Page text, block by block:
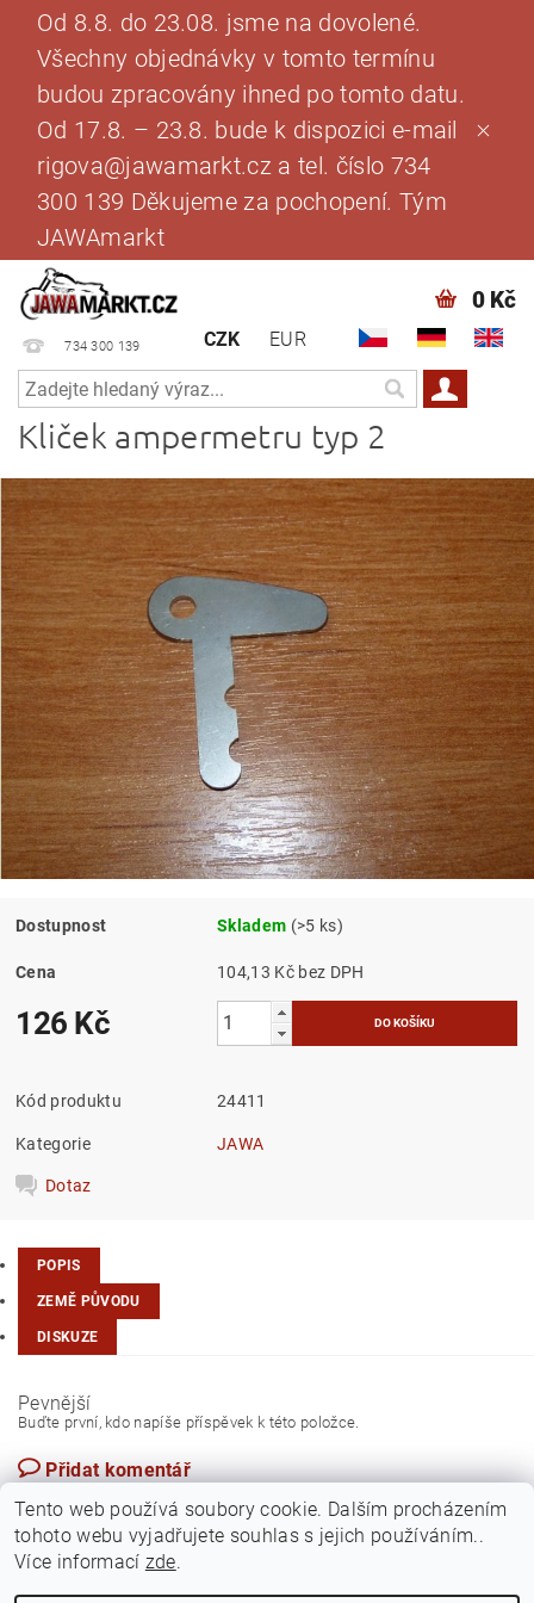
Od 8.8. do 23.08. jsme na dovolené.
Všechny objednávky v tomto termínu
budou zpracovány ihned po tomto datu.
Od 17.8. – 23.8. bude k dispozici e-mail
rigova@jawamarkt.cz a tel. číslo 734
300 139 Děkujeme za pochopení. Tým
JAWAmarkt
734 300 139 CZK EUR
0 Kč
Kliček ampermetru typ 2
Dostupnost Skladem (>5 ks)
Cena 104,13 Kč bez DPH
126 Kč
Kód produktu 24411
Kategorie JAWA
Dotaz
POPIS
ZEMĚ PŮVODU
DISKUZE
Pevnější
Buďte první, kdo napíše příspěvek k této položce.
Přidat komentář
Tento web používá soubory cookie. Dalším procházením
tohoto webu vyjadřujete souhlas s jejich používáním..
Více informací zde.